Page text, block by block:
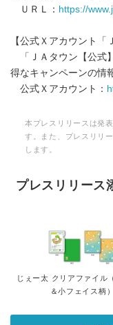
ＵＲＬ： https://
【公式Ｘアカウント「
「ＪＡタウン【公式
得なキャンペーンの情
公式Ｘアカウント：
本プレスリリースは発
す。また、プレスリリ
します。
プレスリリース
じぇー太 クリアファイル
＆小フェイス柄）